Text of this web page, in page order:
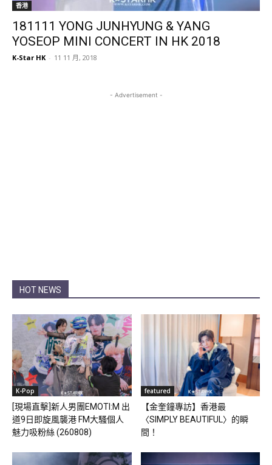
香港
181111 YONG JUNHYUNG & YANG
YOSEOP MINI CONCERT IN HK 2018
K-Star HK - 11 11 月, 2018
- Advertisement -
HOT NEWS
K-Pop
[現場直擊]新人男團EMOTI:M 出
道9日即旋風襲港 FM大騷個人
魅力吸粉絲 (260808)
featured
【金奎鐘專訪】香港最
〈SIMPLY BEAUTIFUL〉的瞬
間！